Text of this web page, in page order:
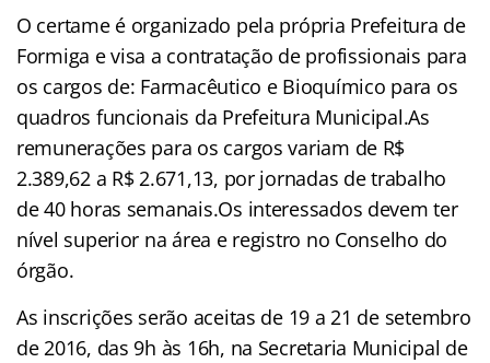
O certame é organizado pela própria Prefeitura de
Formiga e visa a contratação de profissionais para
os cargos de: Farmacêutico e Bioquímico para os
quadros funcionais da Prefeitura Municipal.As
remunerações para os cargos variam de R$
2.389,62 a R$ 2.671,13, por jornadas de trabalho
de 40 horas semanais.Os interessados devem ter
nível superior na área e registro no Conselho do
órgão.
As inscrições serão aceitas de 19 a 21 de setembro
de 2016, das 9h às 16h, na Secretaria Municipal de